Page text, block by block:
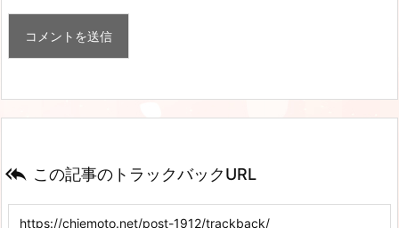
 この記事のトラックバックURL